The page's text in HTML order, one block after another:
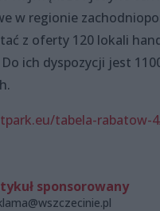
w regionie
z oferty 120 lokali
ich dyspozycji jest
tabela-rabatow-
sponsorowany